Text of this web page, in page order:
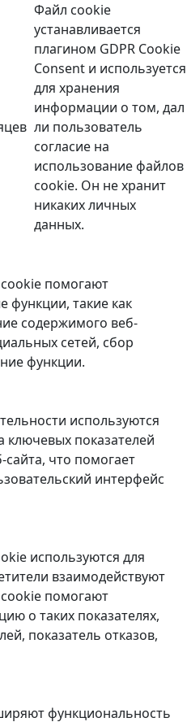
Файл cookie
устанавливается
плагином GDPR Cookie
Consent и используется
для хранения
информации о том, дал
ли пользователь
согласие на
использование файлов
cookie. Он не хранит
никаких личных
данных.
помогают
функции, такие как
содержимого веб-
сетей, сбор
функции.
используются
ключевых показателей
что помогает
интерфейс
используются для
взаимодействуют
помогают
о таких показателях,
показатель отказов,
функциональность